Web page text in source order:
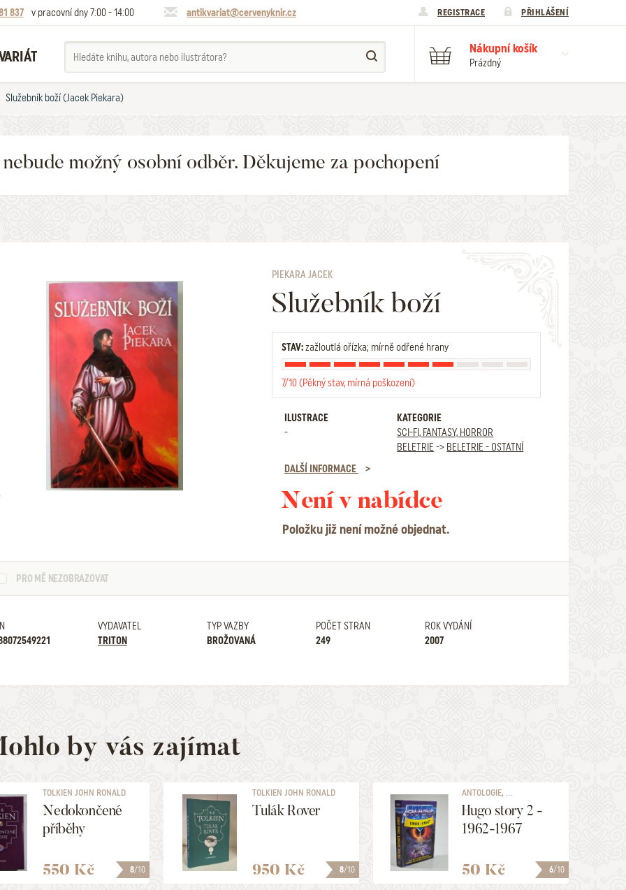
837 v pracovní dny 7:00 - 14:00 antikvariat@cervenyknir.cz REGISTRACE PŘIHLÁŠENÍ
Nákupní košík
Prázdný
Služebník boží (Jacek Piekara)
možný osobní odběr. Děkujeme za pochopení
PIEKARA JACEK
Služebník boží
STAV:zažloutlá ořízka; mírně odřené hrany
7/10 (Pěkný stav, mírná poškození)
ILUSTRACE
-
KATEGORIE
SCI-FI, FANTASY, HORROR
BELETRIE -> BELETRIE - OSTATNÍ
DALŠÍ INFORMACE
Není v nabídce
Položku již není možné objednat.
PRO MĚ NEZOBRAZOVAT
VYDAVATEL
TRITON
TYP VAZBY
BROŽOVANÁ
POČET STRAN
249
ROK VYDÁNÍ
2007
by vás zajímat
8/10
TOLKIEN JOHN RONALD
REUEL
Nedokončené
příběhy
550 Kč 8/10
TOLKIEN JOHN RONALD
REUEL
Tulák Rover
950 Kč 6/10
ANTOLOGIE, ...
Hugo story 2 -
1962-1967
50 Kč